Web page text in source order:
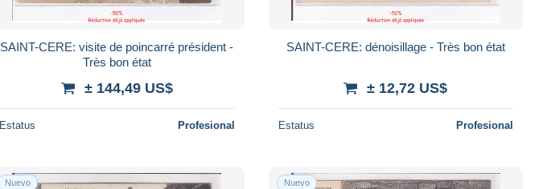
SAINT-CERE: visite de poincarré président -
Très bon état
± 144,49 US$
Estatus Profesional
SAINT-CERE: dénoisillage - Très bon état
± 12,72 US$
Estatus Profesional
Nuevo Nuevo